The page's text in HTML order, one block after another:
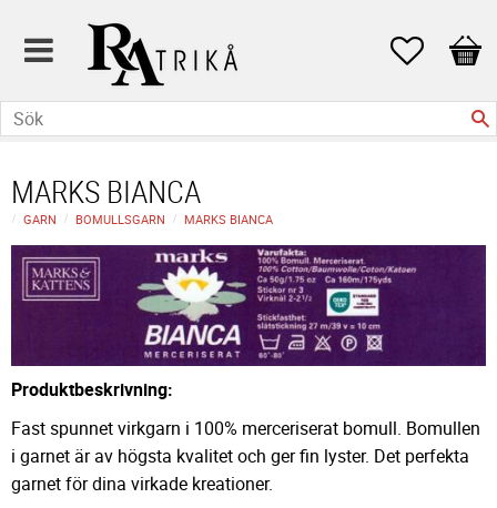
Favoriter
MARKS BIANCA
GARN BOMULLSGARN MARKS BIANCA
Produktbeskrivning:
Fast spunnet virkgarn i 100% merceriserat bomull. Bomullen
i garnet är av högsta kvalitet och ger fin lyster. Det perfekta
garnet för dina virkade kreationer.